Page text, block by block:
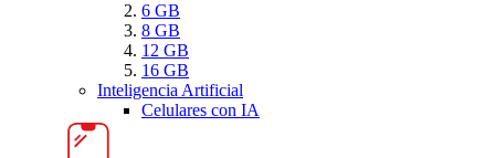
6 GB
8 GB
12 GB
16 GB
Inteligencia Artificial
Celulares con IA